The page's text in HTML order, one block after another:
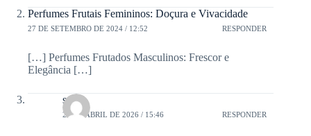
Perfumes Frutais Femininos: Doçura e Vivacidade
27 DE SETEMBRO DE 2024 / 12:52 RESPONDER
[…] Perfumes Frutados Masculinos: Frescor e
Elegância […]
scam
26 DE ABRIL DE 2026 / 15:46 RESPONDER